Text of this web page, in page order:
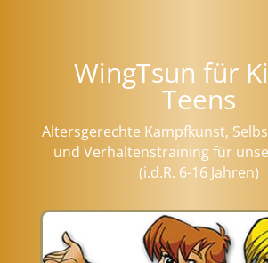
WingTsun für
Teens
Altersgerechte Kampfkunst,
und Verhaltenstraining für
(i.d.R. 6-16 Jahren)